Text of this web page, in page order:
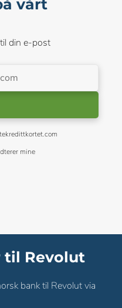
vårt
din e-post
mine
til Revolut
bank til Revolut via